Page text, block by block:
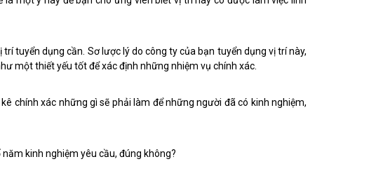
tuyển dụng cần. Sơ lược lý do công ty của bạn tuyển dụng vị trí này,
một thiết yếu tốt để xác định những nhiệm vụ chính xác.
chính xác những gì sẽ phải làm để những người đã có kinh nghiệm,
kinh nghiệm yêu cầu, đúng không?